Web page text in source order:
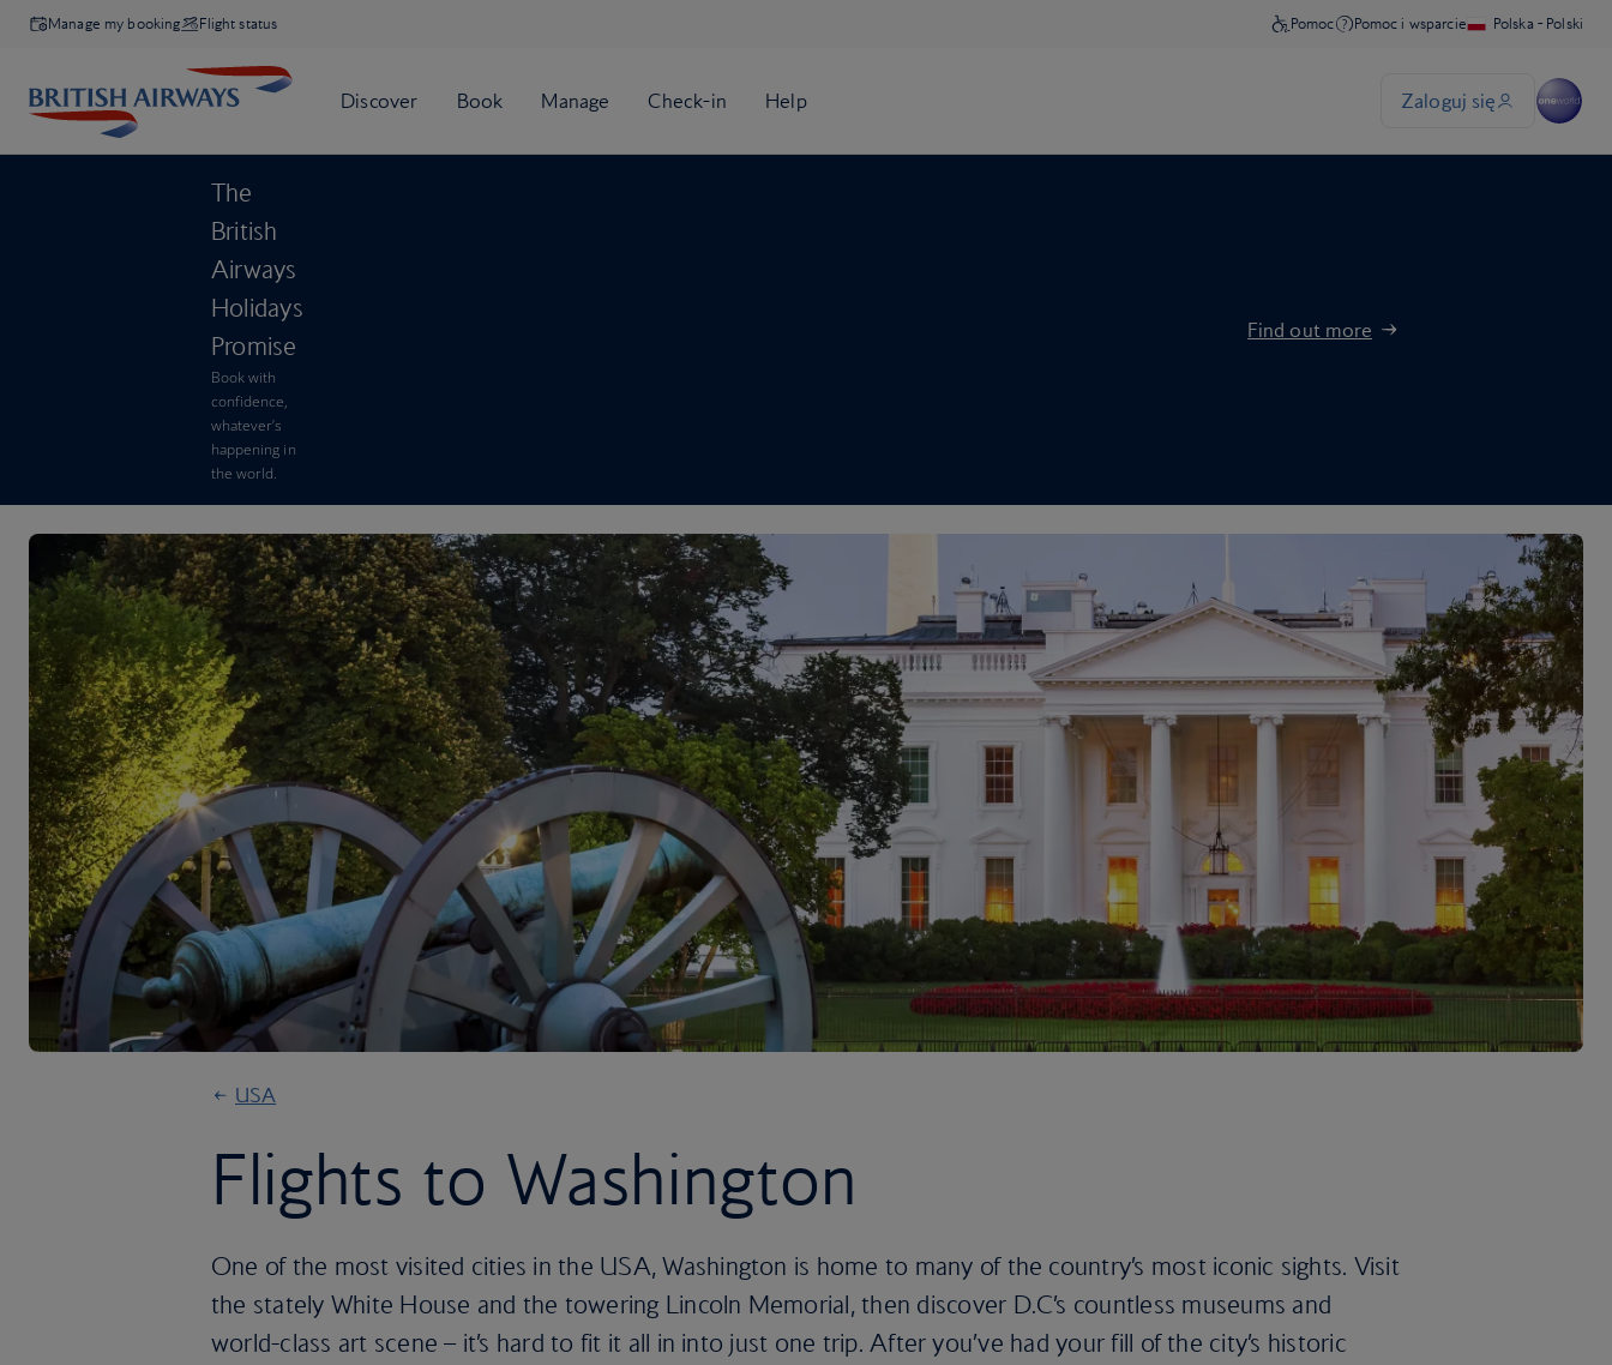
Manage my booking Flight status
The
British
Airways
Holidays
Promise
Book with
confidence,
whatever’s
happening in
the world.
Find out more
USA
Flights to Washington
One of the most visited cities in the USA, Washington is home to many of the country’s most iconic sights. Visit
the stately White House and the towering Lincoln Memorial, then discover D.C’s countless museums and
world-class art scene – it’s hard to fit it all in into just one trip. After you’ve had your fill of the city’s historic